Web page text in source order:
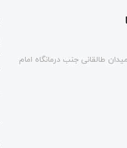
طالقانی جنب درمانگاه امام